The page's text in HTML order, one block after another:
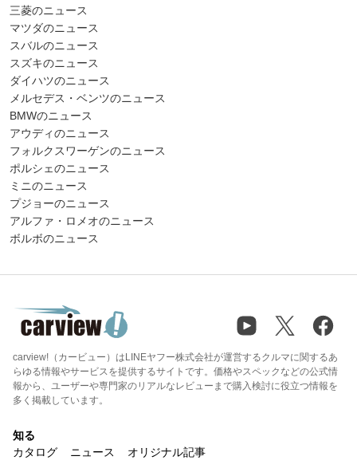
三菱のニュース
マツダのニュース
スバルのニュース
スズキのニュース
ダイハツのニュース
メルセデス・ベンツのニュース
BMWのニュース
アウディのニュース
フォルクスワーゲンのニュース
ポルシェのニュース
ミニのニュース
プジョーのニュース
アルファ・ロメオのニュース
ボルボのニュース
carview!（カービュー）はLINEヤフー株式会社が運営するクルマに関するあ
らゆる情報やサービスを提供するサイトです。価格やスペックなどの公式情
報から、ユーザーや専門家のリアルなレビューまで購入検討に役立つ情報を
多く掲載しています。
知る
カタログ
ニュース オリジナル記事